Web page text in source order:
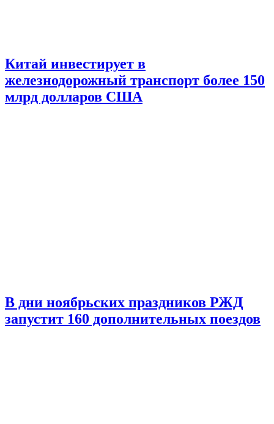
Китай инвестирует в
железнодорожный транспорт более 150
млрд долларов США
В дни ноябрьских праздников РЖД
запустит 160 дополнительных поездов